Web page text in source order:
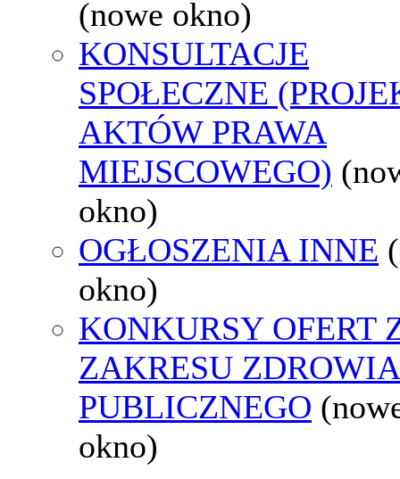
(nowe okno)
KONSULTACJE
SPOŁECZNE
AKTÓW PRAWA
MIEJSCOWEGO)
okno)
OGŁOSZENIA INNE
okno)
KONKURSY OFERT
ZAKRESU ZDROWIA
PUBLICZNEGO
okno)